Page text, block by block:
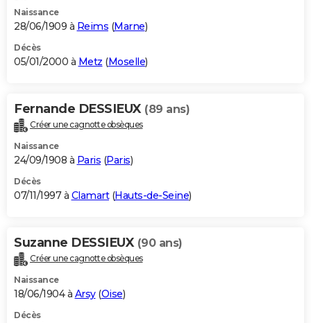
Naissance
28/06/1909 à Reims (Marne)
Décès
05/01/2000 à Metz (Moselle)
Fernande DESSIEUX (89 ans)
Créer une cagnotte obsèques
Naissance
24/09/1908 à Paris (Paris)
Décès
07/11/1997 à Clamart(Hauts-de-Seine)
Suzanne DESSIEUX (90 ans)
Créer une cagnotte obsèques
Naissance
18/06/1904 à Arsy(Oise)
Décès